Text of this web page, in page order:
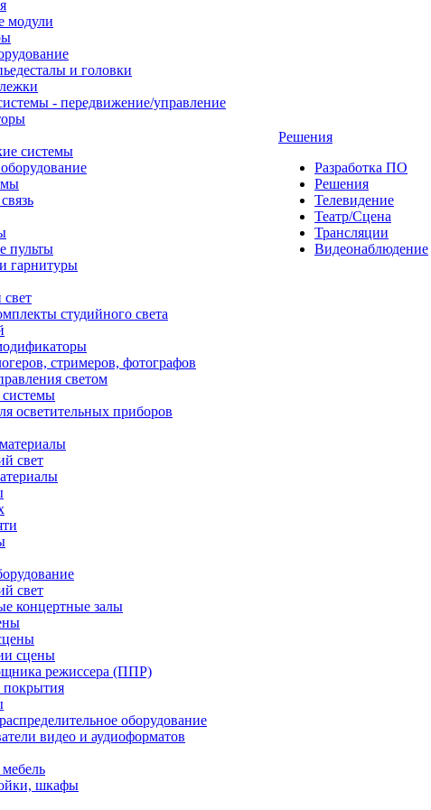
модули
и головки
- передвижение/управление
системы
пульты
гарнитуры
студийного света
стримеров, фотографов
светом
осветительных приборов
свет
свет
концертные залы
сцены
режиссера (ППР)
оборудование
видео и аудиоформатов
шкафы
Решения
Разработка ПО
Решения
Телевидение
Театр/Сцена
Трансляции
Видеонаблюдение